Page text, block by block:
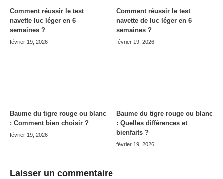
Comment réussir le test
navette luc léger en 6
semaines ?
février 19, 2026
Comment réussir le test
navette de luc léger en 6
semaines ?
février 19, 2026
Baume du tigre rouge ou blanc
: Comment bien choisir ?
février 19, 2026
Baume du tigre rouge ou blanc
: Quelles différences et
bienfaits ?
février 19, 2026
Laisser un commentaire